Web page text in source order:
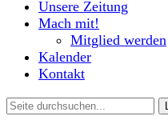
Unsere Zeitung
Mach mit!
Mitglied werden
Kalender
Kontakt